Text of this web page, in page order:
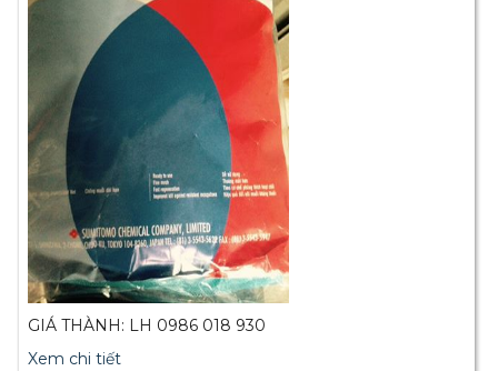
GIÁ THÀNH: LH 0986 018 930
Xem chi tiết